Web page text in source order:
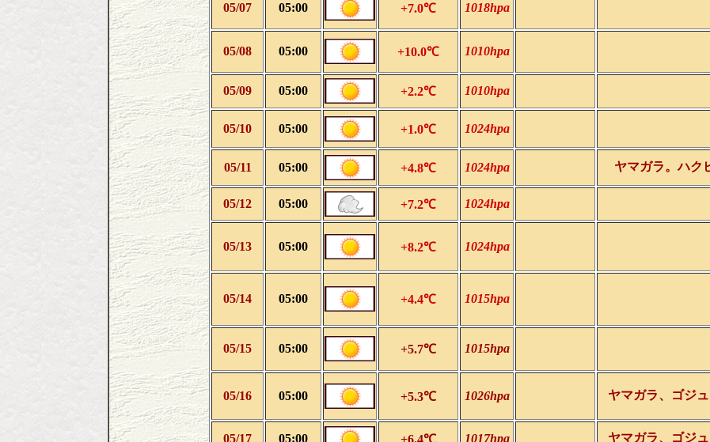
05/07 05:00 +7.0℃ 1018hpa
05/08 05:00 +10.0℃ 1010hpa
05/09 05:00 +2.2℃ 1010hpa
05/10 05:00 +1.0℃ 1024hpa
05/11 05:00 +4.8℃ 1024hpa ヤマガラ。ハク
05/12 05:00 +7.2℃ 1024hpa
05/13 05:00 +8.2℃ 1024hpa
05/14 05:00 +4.4℃ 1015hpa
05/15 05:00 +5.7℃ 1015hpa
05/16 05:00 +5.3℃ 1026hpa ヤマガラ、ゴジ
05/17 05:00 +6.4℃ 1017hpa ヤマガラ、ゴジ